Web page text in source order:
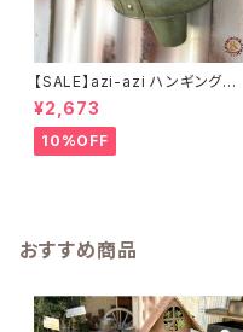
【SALE】azi-azi ハンギングブ
リキ漏斗プランターB
¥2,673
10%OFF
おすすめ商品